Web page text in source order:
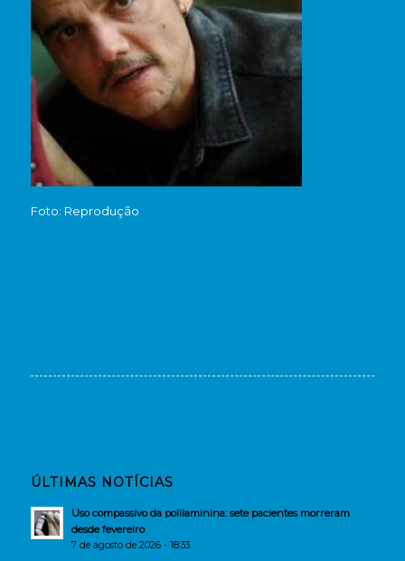
Foto: Reprodução
ÚLTIMAS NOTÍCIAS
Uso compassivo da polilaminina: sete pacientes morreram
desde fevereiro
7 de agosto de 2026 - 18:33